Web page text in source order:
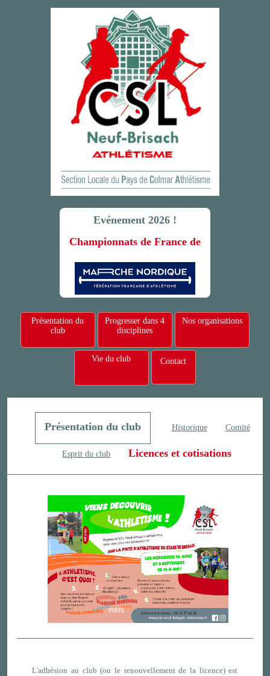
Evénement 2026 !
Championnats de France de
Présentation du
club
Progresser dans 4
disciplines
Nos organisations
Vie du club Contact
Présentation du club Historique Comité
Esprit du club Licences et cotisations
L'adhésion au club (ou le renouvellement de la licence) est